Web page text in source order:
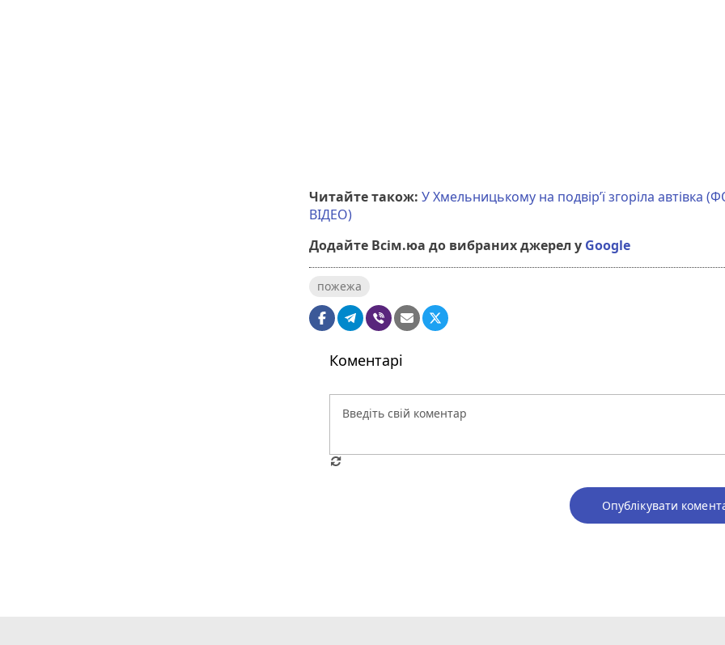
Читайте також: У Хмельницькому на подвір’ї згоріла автівка
ВІДЕО)
Додайте Всім.юа до вибраних джерел у Google
пожежа
Коментарі
Опублікувати